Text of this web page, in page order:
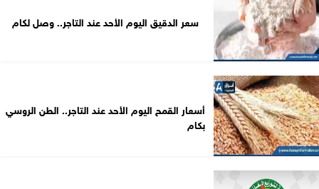
سعر الدقيق اليوم الأحد عند التاجر.. وصل لكام
أسعار القمح اليوم الأحد عند التاجر.. الطن الروسي
بكام